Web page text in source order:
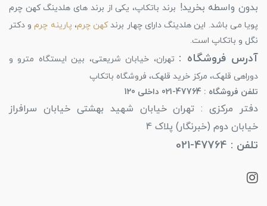
بدون واسطه بخرید! برند باتکاپ، یکی از برند های هلدینگ کهن چرم
پویا می باشد. این هلدینگ دارای چهار برندکهن چرم، پارینه چرمو دکتر
نگل و باتکاپ است.
آدرس فروشگاه : تهران، خیابان شریعتی، بین ایستگاه مترو و
دوراهی قلهک، مرکز خرید قلهک، فروشگاه باتکاپ
تلفن فروشگاه : 47764-021 داخلی 120
دفتر مرکزی : تهران خیابان شهید بهشتی خیابان سرافراز
خیابان دوم (خبرنگار) پلاک 4
تلفن : 47764-021